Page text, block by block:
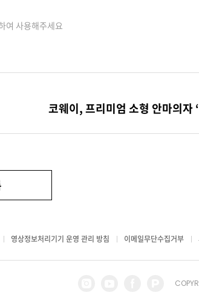
여 사용해주세요
코웨이, 프리미엄 소형 안마의자
영상정보처리기기 운영 관리 방침 이메일무단수집거부